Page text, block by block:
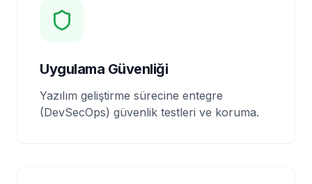
Uygulama Güvenliği
Yazılım geliştirme sürecine entegre
(DevSecOps) güvenlik testleri ve koruma.